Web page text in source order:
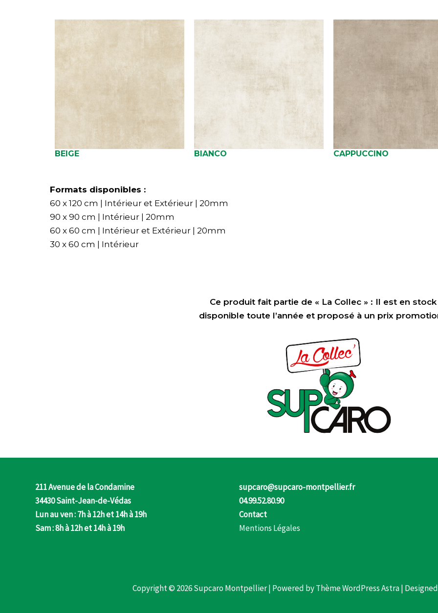
BEIGE BIANCO CAPPUCCINO
Formats disponibles :
60 x 120 cm | Intérieur et Extérieur | 20mm
90 x 90 cm | Intérieur | 20mm
60 x 60 cm | Intérieur et Extérieur | 20mm
30 x 60 cm | Intérieur
Ce produit fait partie de « La Collec » : Il est en
disponible toute l’année et proposé à un prix
211 Avenue de la Condamine
34430 Saint-Jean-de-Védas
Lun au ven : 7h à 12h et 14h à 19h
Sam : 8h à 12h et 14h à 19h
supcaro@supcaro-montpellier.fr
04.99.52.80.90
Contact
Mentions Légales
Copyright © 2026 Supcaro Montpellier | Powered byThème WordPress Astra|